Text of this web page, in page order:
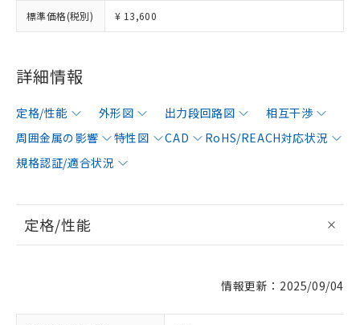
標準価格(税別) ¥ 13,600
詳細情報
定格/性能 外形図 出力段回路図
相互干渉
周囲金属の影響
特性図 CAD
RoHS/REACH対応状況
規格認証/適合状況
定格/性能
情報更新：2025/09/04